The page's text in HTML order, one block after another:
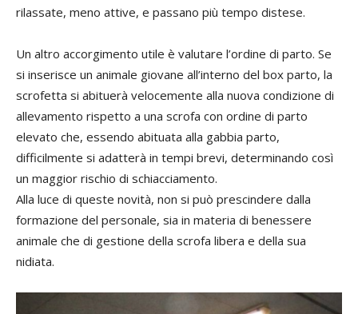
rilassate, meno attive, e passano più tempo distese.
Un altro accorgimento utile è valutare l’ordine di parto. Se
si inserisce un animale giovane all’interno del box parto, la
scrofetta si abituerà velocemente alla nuova condizione di
allevamento rispetto a una scrofa con ordine di parto
elevato che, essendo abituata alla gabbia parto,
difficilmente si adatterà in tempi brevi, determinando così
un maggior rischio di schiacciamento.
Alla luce di queste novità, non si può prescindere dalla
formazione del personale, sia in materia di benessere
animale che di gestione della scrofa libera e della sua
nidiata.